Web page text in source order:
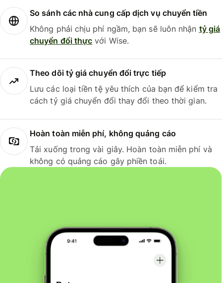
So sánh các nhà cung cấp dịch vụ chuyển tiền
Không phải chịu phí ngầm, bạn sẽ luôn nhận tỷ giá
chuyển đổi thực với Wise.
Theo dõi tỷ giá chuyển đổi trực tiếp
Lưu các loại tiền tệ yêu thích của bạn để kiểm tra
cách tỷ giá chuyển đổi thay đổi theo thời gian.
Hoàn toàn miễn phí, không quảng cáo
Tải xuống trong vài giây. Hoàn toàn miễn phí và
không có quảng cáo gây phiền toái.